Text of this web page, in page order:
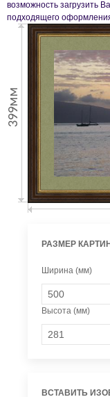
возможность загрузить
подходящего
399мм
РАЗМЕР
Ширина (мм)
Высота (мм)
ВСТАВИТЬ